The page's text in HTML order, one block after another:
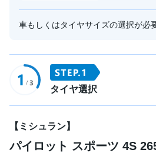
車もしくはタイヤサイズの選択が必
タイヤ選択
【ミシュラン】
パイロット スポーツ 4S